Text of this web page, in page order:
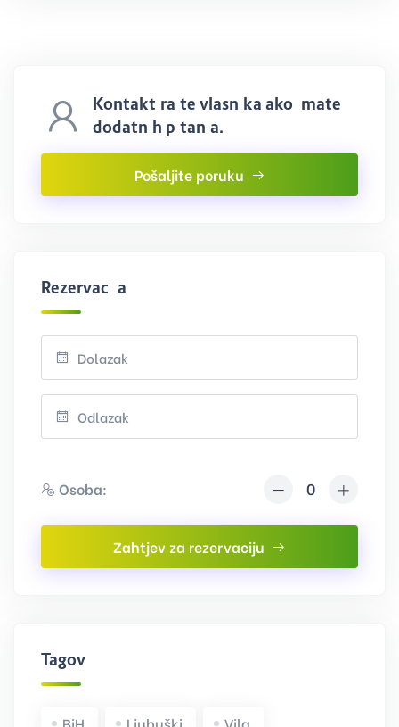
Kontaktirajte vlasnika ako imate
dodatnih pitanja.
Pošaljite poruku
Rezervacija
Osoba:
Zahtjev za rezervaciju
Tagovi
BiH Ljubuški
Vila